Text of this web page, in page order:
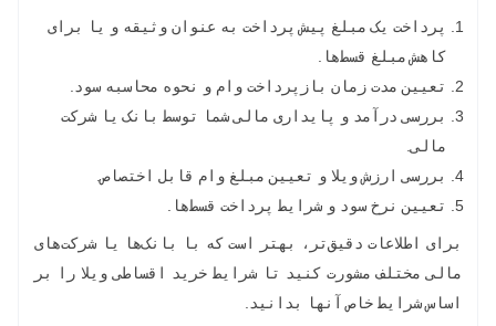
پرداخت یک مبلغ پیش پرداخت به عنوان وثیقه و یا برای
کاهش مبلغ قسط‌ها.
تعیین مدت زمان بازپرداخت وام و نحوه محاسبه سود.
بررسی درآمد و پایداری مالی شما توسط بانک یا شرکت
مالی.
بررسی ارزش ویلا و تعیین مبلغ وام قابل اختصاص.
تعیین نرخ سود و شرایط پرداخت قسط‌ها.
برای اطلاعات دقیق‌تر، بهتر است که با بانک‌ها یا شرکت‌های
مالی مختلف مشورت کنید تا شرایط خرید اقساطی ویلا را بر
اساس شرایط خاص آنها بدانید.